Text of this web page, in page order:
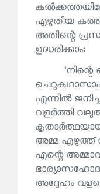
എഴുതിയ കത്ത്
അതിന്റെ
ഉദ്ധരിക്കാം:
എന്നിൽ
വളർത്തി
അമ്മ എഴുത്ത്
എന്റെ
അദ്ദേഹം